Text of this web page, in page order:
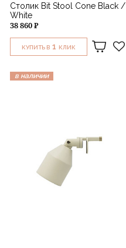
Столик Bit Stool Cone Black /
White
38 860 ₽
КУПИТЬ В 1 КЛИК
в наличии